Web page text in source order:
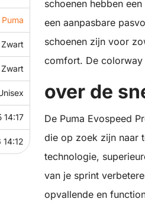
Puma
Zwart
Zwart
14:17
schoenen hebben
een aanpasbare
schoenen zijn voor
comfort. De colorway
over de
De Puma Evospeed
die op zoek zijn naar
technologie,
van je sprint
opvallende en